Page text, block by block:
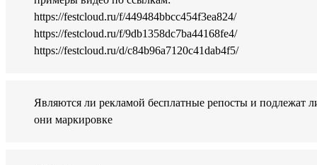
https://festcloud.ru/f/449484bbcc454f3ea824/
https://festcloud.ru/f/9db1358dc7ba44168fe4/
https://festcloud.ru/d/c84b96a7120c41dab4f5/
Являются ли рекламой бесплатные репосты и подлежат
они маркировке